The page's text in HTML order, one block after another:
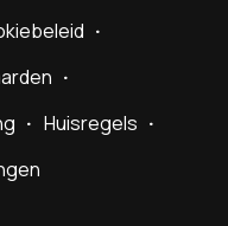
Huisregels